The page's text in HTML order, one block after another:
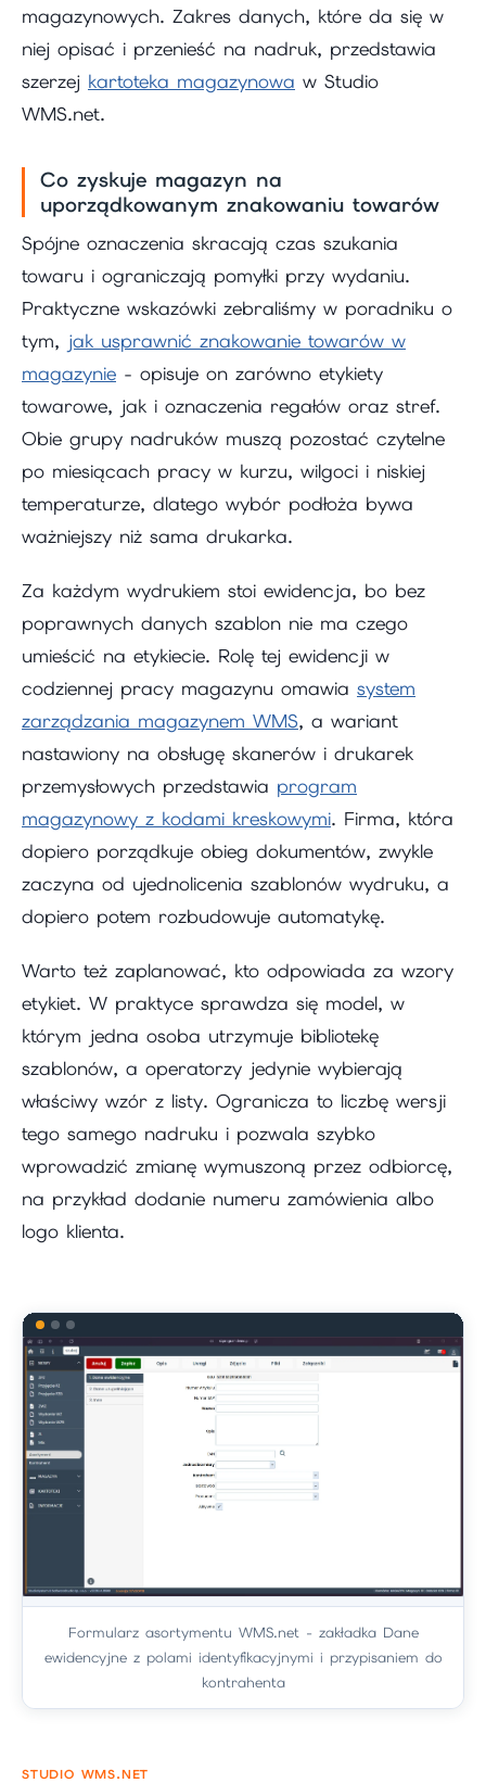
magazynowych. Zakres danych, które da się w
niej opisać i przenieść na nadruk, przedstawia
szerzej kartoteka magazynowa w Studio
WMS.net.
Co zyskuje magazyn na
uporządkowanym znakowaniu towarów
Spójne oznaczenia skracają czas szukania
towaru i ograniczają pomyłki przy wydaniu.
Praktyczne wskazówki zebraliśmy w poradniku o
tym, jak usprawnić znakowanie towarów w
magazynie - opisuje on zarówno etykiety
towarowe, jak i oznaczenia regałów oraz stref.
Obie grupy nadruków muszą pozostać czytelne
po miesiącach pracy w kurzu, wilgoci i niskiej
temperaturze, dlatego wybór podłoża bywa
ważniejszy niż sama drukarka.
Za każdym wydrukiem stoi ewidencja, bo bez
poprawnych danych szablon nie ma czego
umieścić na etykiecie. Rolę tej ewidencji w
codziennej pracy magazynu omawia system
zarządzania magazynem WMS, a wariant
nastawiony na obsługę skanerów i drukarek
przemysłowych przedstawia program
magazynowy z kodami kreskowymi. Firma, która
dopiero porządkuje obieg dokumentów, zwykle
zaczyna od ujednolicenia szablonów wydruku, a
dopiero potem rozbudowuje automatykę.
Warto też zaplanować, kto odpowiada za wzory
etykiet. W praktyce sprawdza się model, w
którym jedna osoba utrzymuje bibliotekę
szablonów, a operatorzy jedynie wybierają
właściwy wzór z listy. Ogranicza to liczbę wersji
tego samego nadruku i pozwala szybko
wprowadzić zmianę wymuszoną przez odbiorcę,
na przykład dodanie numeru zamówienia albo
logo klienta.
Formularz asortymentu WMS.net - zakładka Dane
ewidencyjne z polami identyfikacyjnymi i przypisaniem do
kontrahenta
STUDIO WMS.NET